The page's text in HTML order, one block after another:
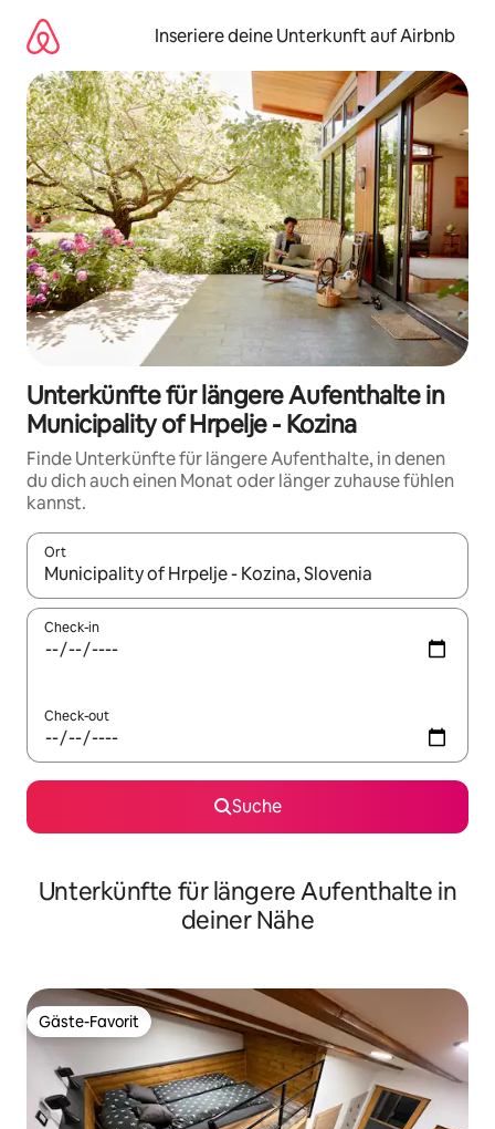
Inhalten
springen
Inseriere deine Unterkunft auf Airbnb
Unterkünfte für längere Aufenthalte in
Municipality of Hrpelje - Kozina
Finde Unterkünfte für längere Aufenthalte, in denen
du dich auch einen Monat oder länger zuhause fühlen
kannst.
Ort
Wenn Ergebnisse verfügbar sind, navigiere mit den
Check-in
Check-out
Suche
Unterkünfte für längere Aufenthalte in
deiner Nähe
Gäste-Favorit
Gäste-Favorit